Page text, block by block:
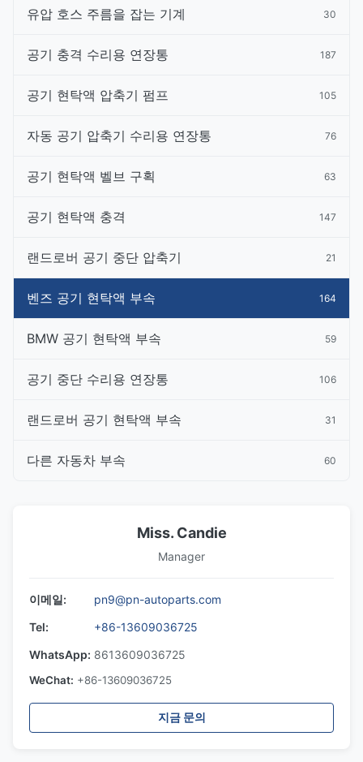
유압 호스 주름을 잡는 기계 30
공기 충격 수리용 연장통 187
공기 현탁액 압축기 펌프 105
자동 공기 압축기 수리용 연장통 76
공기 현탁액 벨브 구획 63
공기 현탁액 충격 147
랜드로버 공기 중단 압축기 21
벤즈 공기 현탁액 부속 164
BMW 공기 현탁액 부속 59
공기 중단 수리용 연장통 106
랜드로버 공기 현탁액 부속 31
다른 자동차 부속 60
Miss. Candie
Manager
이메일:
pn9@pn-autoparts.com
Tel:
+86-13609036725
WhatsApp: 8613609036725
WeChat: +86-13609036725
지금 문의